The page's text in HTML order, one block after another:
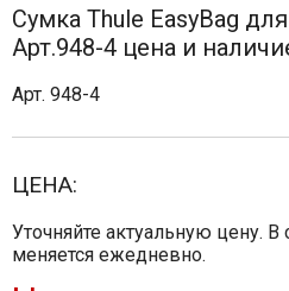
Сумка Thule EasyBag
Арт.948-4 цена и
Арт. 948-4
ЦЕНА:
Уточняйте актуальную цену. В
меняется ежедневно.